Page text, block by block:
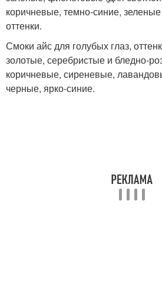
коричневые, темно-синие,
оттенки.
Смоки айс для голубых глаз,
золотые, серебристые и бледно-
коричневые, сиреневые,
черные, ярко-синие.